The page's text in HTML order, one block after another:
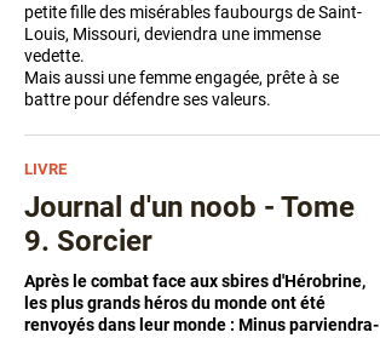
petite fille des misérables faubourgs de Saint-
Louis, Missouri, deviendra une immense
vedette.
Mais aussi une femme engagée, prête à se
battre pour défendre ses valeurs.
LIVRE
Journal d'un noob - Tome
9. Sorcier
Après le combat face aux sbires d'Hérobrine,
les plus grands héros du monde ont été
renvoyés dans leur monde : Minus parviendra-